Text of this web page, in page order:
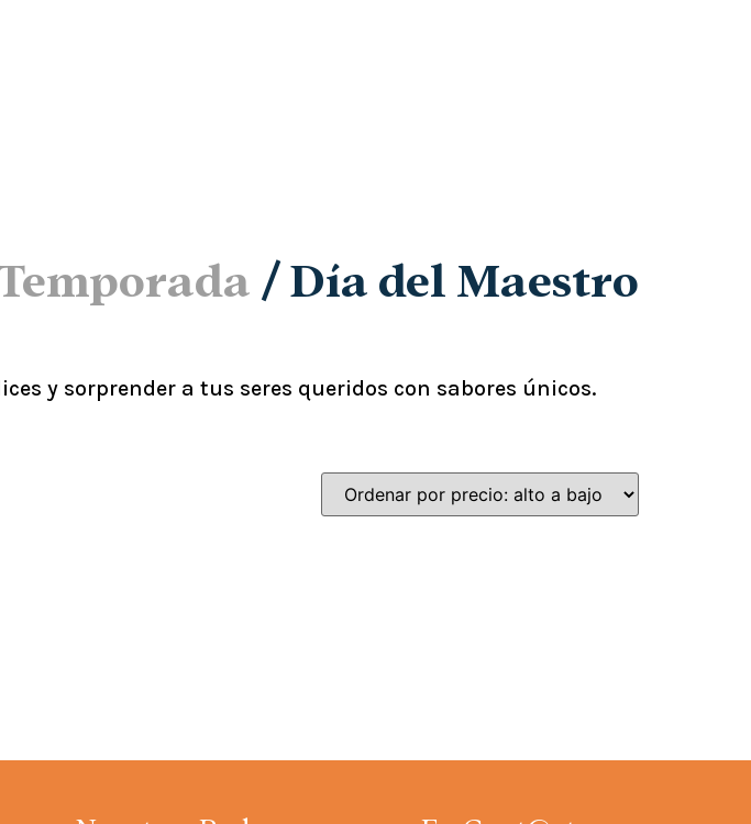
/ Día del Maestro
y sorprender a tus seres queridos con sabores únicos.